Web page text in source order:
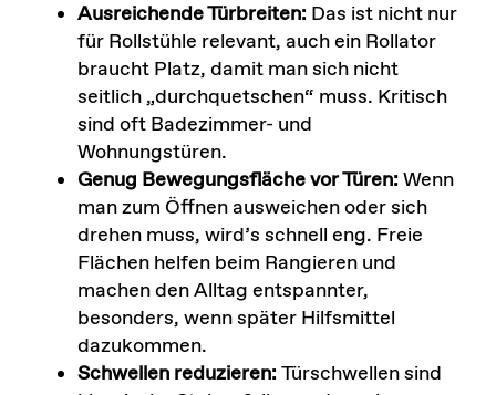
Ausreichende Türbreiten:Das ist nicht nur
für Rollstühle relevant, auch ein Rollator
braucht Platz, damit man sich nicht
seitlich „durchquetschen“ muss. Kritisch
sind oft Badezimmer- und
Wohnungstüren.
Genug Bewegungsfläche vor Türen:Wenn
man zum Öffnen ausweichen oder sich
drehen muss, wird’s schnell eng. Freie
Flächen helfen beim Rangieren und
machen den Alltag entspannter,
besonders, wenn später Hilfsmittel
dazukommen.
Schwellen reduzieren:Türschwellen sind